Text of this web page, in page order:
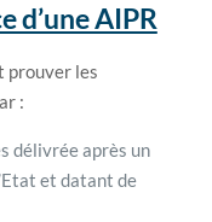
d’une AIPR
prouver les
:
délivrée après un
et datant de